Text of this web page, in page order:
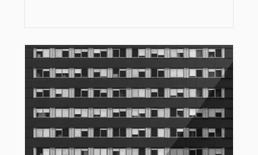
עליהן, אבל חובה לאמת, לאתגר ולדייק את
התוצרים לפני שמתחילים ליישם. והאמת זה ממש
קל! כשלא עושים את זה, שימוש בכלי AI עלול
להוביל לבחירות שגויות. זה מאמר רביעי בסדרה.
למטה תמצאו לינקים לשלושת המאמרים הקודמים.
הנה ארבעה עקרונות